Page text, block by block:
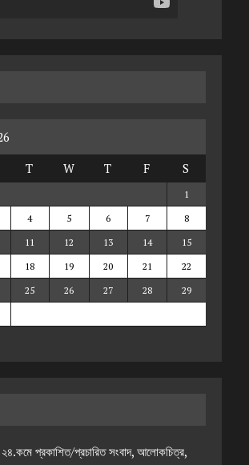
T W T F S
1
4 5 6 7
8
11 12 13 14
15
18 19 20 21
22
25 26 27 28
29
প্রকাশিত/প্রচারিত সংবাদ, আলোকচিত্র,